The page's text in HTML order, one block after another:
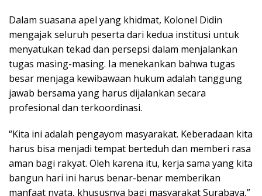
Dalam suasana apel yang khidmat, Kolonel Didin
mengajak seluruh peserta dari kedua institusi untuk
menyatukan tekad dan persepsi dalam menjalankan
tugas masing-masing. Ia menekankan bahwa tugas
besar menjaga kewibawaan hukum adalah tanggung
jawab bersama yang harus dijalankan secara
profesional dan terkoordinasi.
“Kita ini adalah pengayom masyarakat. Keberadaan kita
harus bisa menjadi tempat berteduh dan memberi rasa
aman bagi rakyat. Oleh karena itu, kerja sama yang kita
bangun hari ini harus benar-benar memberikan
manfaat nyata, khususnya bagi masyarakat Surabaya,”